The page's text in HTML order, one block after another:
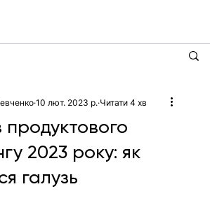
продуктового
2023 року: як
галузь
10 лют. 2023 р. Читати 4 хв